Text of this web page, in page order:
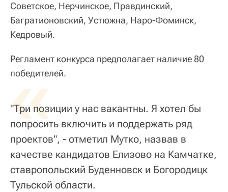
Советское, Нерчинское, Правдинский,
Багратионовский, Устюжна, Наро-Фоминск,
Кедровый.
Регламент конкурса предполагает наличие 80
победителей.
«
"Три позиции у нас вакантны. Я хотел бы
попросить включить и поддержать ряд
проектов", - отметил Мутко, назвав в
качестве кандидатов Елизово на Камчатке,
ставропольский Буденновск и Богородицк
Тульской области.